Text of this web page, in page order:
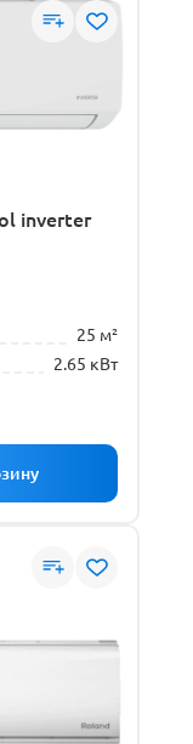
inverter
25 м²
2.65 кВт